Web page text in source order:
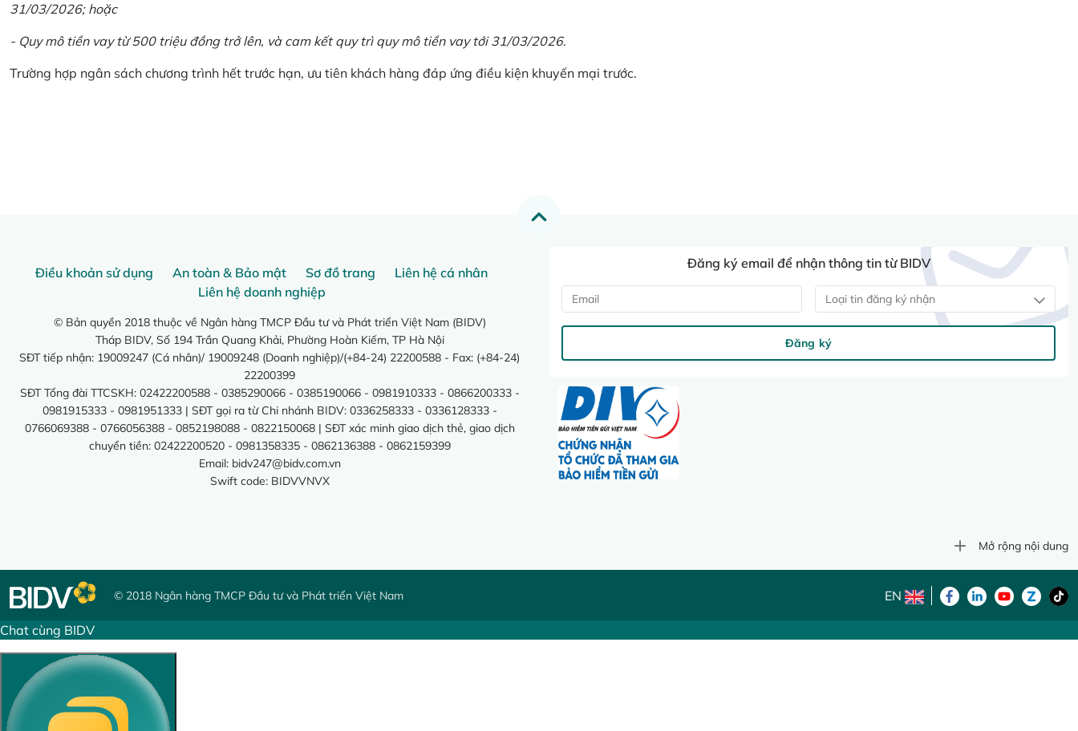
31/03/2026; hoặc
- Quy mô tiền vay từ 500 triệu đồng trở lên, và cam kết quy trì quy mô tiền vay tới 31/03/2026.
Trường hợp ngân sách chương trình hết trước hạn, ưu tiên khách hàng đáp ứng điều kiện khuyến mại trước.
Điều khoản sử dụng An toàn & Bảo mật Sơ đồ trang
Liên hệ cá nhân
Liên hệ doanh nghiệp
© Bản quyền 2018 thuộc về Ngân hàng TMCP Đầu tư và Phát triển Việt Nam (BIDV)
Tháp BIDV, Số 194 Trần Quang Khải, Phường Hoàn Kiếm, TP Hà Nội
SĐT tiếp nhận: 19009247 (Cá nhân)/ 19009248 (Doanh nghiệp)/(+84-24) 22200588 - Fax: (+84-24)
22200399
SĐT Tổng đài TTCSKH: 02422200588 - 0385290066 - 0385190066 - 0981910333 - 0866200333 -
0981915333 - 0981951333 | SĐT gọi ra từ Chi nhánh BIDV: 0336258333 - 0336128333 -
0766069388 - 0766056388 - 0852198088 - 0822150068 | SĐT xác minh giao dịch thẻ, giao dịch
chuyển tiền: 02422200520 - 0981358335 - 0862136388 - 0862159399
Email: bidv247@bidv.com.vn
Swift code: BIDVVNVX
Đăng ký email để nhận thông tin từ BIDV
Loại tin đăng ký nhận
Đăng ký
Mở rộng nội dung
© 2018 Ngân hàng TMCP Đầu tư và Phát triển Việt Nam EN
Chat cùng BIDV